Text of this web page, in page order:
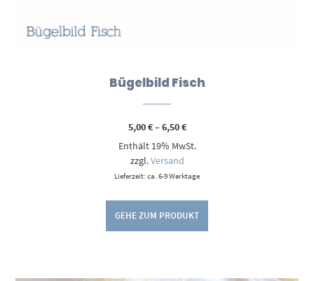
Bügelbild Fisch
5,00€–6,50€Preisspanne:
bis
Enthält 19% MwSt.
zzgl.Versand
Lieferzeit: ca. 6-9 Werktage
GEHE ZUM PRODUKT